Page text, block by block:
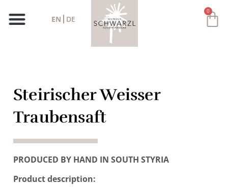
EN DE
0
Steirischer Weisser
Traubensaft
PRODUCED BY HAND IN SOUTH STYRIA
Product description: